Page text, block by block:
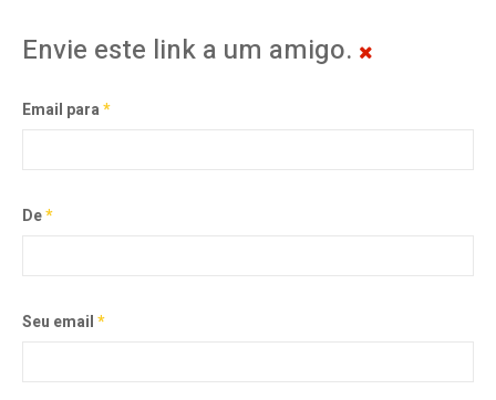
Envie este link a um amigo.
Email para*
De*
Seu email*